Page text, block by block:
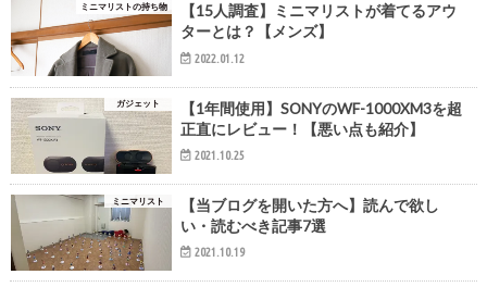
ミニマリストの持ち物
【15人調査】ミニマリストが着てるアウ
ターとは？【メンズ】
2022.01.12
ガジェット
【1年間使用】SONYのWF-1000XM3を超
正直にレビュー！【悪い点も紹介】
2021.10.25
ミニマリスト
【当ブログを開いた方へ】読んで欲し
い・読むべき記事7選
2021.10.19